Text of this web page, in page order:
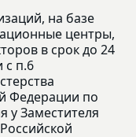
на базе
центры,
в срок до 24
с п.6
Федерации по
у Заместителя